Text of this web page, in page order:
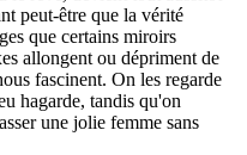
peut-être que la vérité
que certains miroirs
allongent ou dépriment de
fascinent. On les regarde
hagarde, tandis qu'on
une jolie femme sans